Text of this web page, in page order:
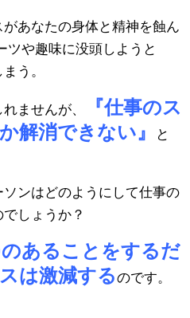
あなたの身体と精神を蝕ん
ツや趣味に没頭しようと
う。
ませんが、
『仕事のス
解消できない』
と
ンはどのようにして仕事の
しょうか？
あることをするだ
は激減するのです。